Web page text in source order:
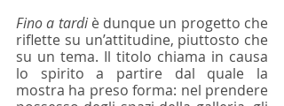
Fino a tardi è dunque un progetto che
riflette su un’attitudine, piuttosto che
su un tema. Il titolo chiama in causa
lo spirito a partire dal quale la
mostra ha preso forma: nel prendere